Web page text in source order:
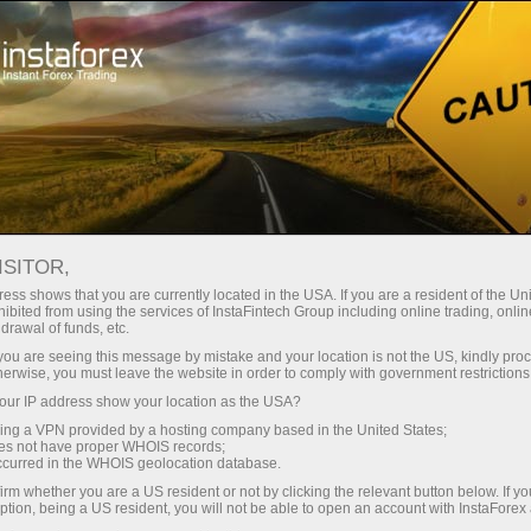
InstaForex-এর সাথে থেকে আপনি সত্যিকারের
লিভারেজ, মার্কেটের সেরা স্প্রেড ও কমিশন এবং
স্টক ও ইনডেক্স ট্রেডিংয়ের জন্য সুবিধাজনক
শর্তাবলী।
স্বল্প
প্রতিটি ডিপোজিটে
30% বোনাস
গতির
পরিচয় ট্রেডিংয়ে এবং হাইওয়েতে পাওয়া যায়
shows that you are currently located in the USA. If you are a resident of the
from using the services of InstaFintech Group including online trading,
of funds, etc.
are seeing this message by mistake and your location is not the US, kindly
you must leave the website in order to comply with government
IP address show your location as the USA?
a VPN provided by a hosting company based in the United States;
not have proper WHOIS records;
in the WHOIS geolocation database.
whether you are a US resident or not by clicking the relevant button below. If
being a US resident, you will not be able to open an account with InstaForex